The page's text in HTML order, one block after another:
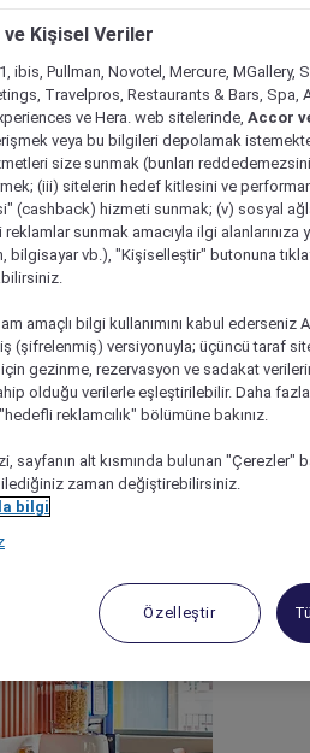
Kişisel Veriler
ibis, Pullman, Novotel, Mercure,
Travelpros, Restaurants & Bars, Spa,
ve Hera. web sitelerinde, Accor
veya bu bilgileri depolamak
size sunmak (bunları
(iii) sitelerin hedef kitlesini ve
(cashback) hizmeti sunmak; (v) sosyal
sunmak amacıyla ilgi
bilgisayar vb.), "Kişiselleştir" butonuna
amaçlı bilgi kullanımını kabul ederseniz
(şifrelenmiş) versiyonuyla; üçüncü taraf
gezinme, rezervasyon ve sadakat
olduğu verilerle eşleştirilebilir. Daha
"hedefli reklamcılık" bölümüne bakınız.
sayfanın alt kısmında bulunan "Çerezler"
zaman değiştirebilirsiniz.
bilgi
Özelleştir